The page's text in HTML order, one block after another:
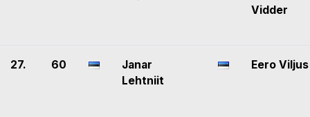
Vidder
27. 60
Janar
Lehtniit
Eero Viljus